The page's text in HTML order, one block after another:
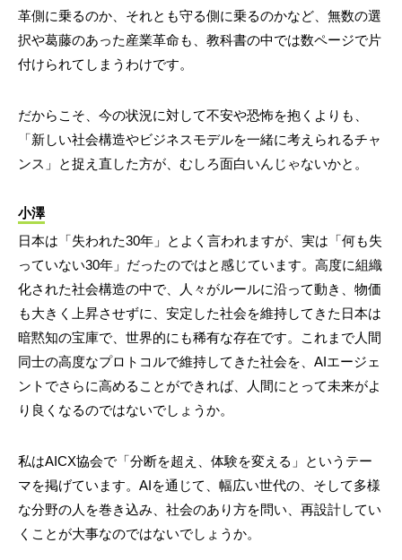
革側に乗るのか、それとも守る側に乗るのかなど、無数の選
択や葛藤のあった産業革命も、教科書の中では数ページで片
付けられてしまうわけです。
だからこそ、今の状況に対して不安や恐怖を抱くよりも、
「新しい社会構造やビジネスモデルを一緒に考えられるチャ
ンス」と捉え直した方が、むしろ面白いんじゃないかと。
小澤
日本は「失われた30年」とよく言われますが、実は「何も失
っていない30年」だったのではと感じています。高度に組織
化された社会構造の中で、人々がルールに沿って動き、物価
も大きく上昇させずに、安定した社会を維持してきた日本は
暗黙知の宝庫で、世界的にも稀有な存在です。これまで人間
同士の高度なプロトコルで維持してきた社会を、AIエージェ
ントでさらに高めることができれば、人間にとって未来がよ
り良くなるのではないでしょうか。
私はAICX協会で「分断を超え、体験を変える」というテー
マを掲げています。AIを通じて、幅広い世代の、そして多様
な分野の人を巻き込み、社会のあり方を問い、再設計してい
くことが大事なのではないでしょうか。